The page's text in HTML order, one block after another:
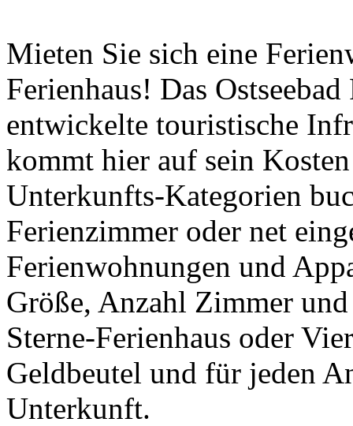
Mieten Sie sich eine
Ferienhaus! Das
entwickelte touristische
kommt hier auf sein
Unterkunfts-Kategorien
Ferienzimmer oder net
Ferienwohnungen und
Größe, Anzahl Zimmer
Sterne-Ferienhaus oder
Geldbeutel und für jeden
Unterkunft.